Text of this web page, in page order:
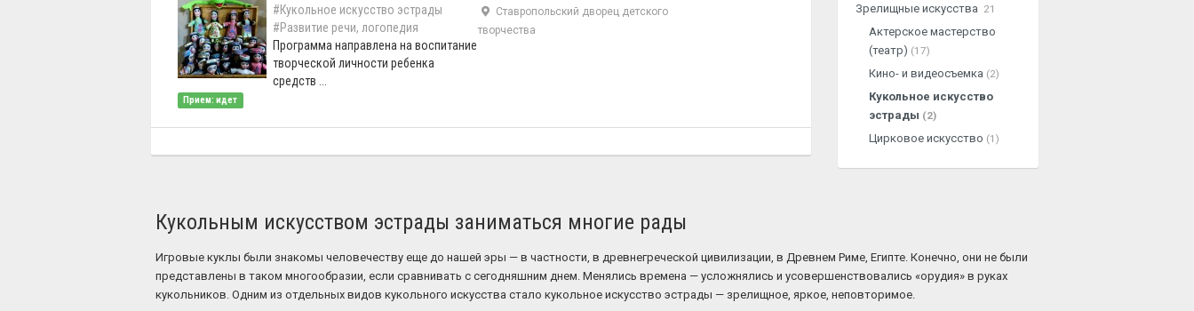
#Кукольное искусство эстрады
#Развитие речи, логопедия
Программа направлена на воспитание
творческой личности ребенка
средств ...
Прием: идет
Ставропольский дворец детского
творчества
Зрелищные искусства 21
Актерское мастерство
(театр) (17)
Кино- и видеосъемка (2)
Кукольное искусство
эстрады (2)
Цирковое искусство (1)
Кукольным искусством эстрады заниматься многие рады
Игровые куклы были знакомы человечеству еще до нашей эры — в частности, в древнегреческой цивилизации, в Древнем Риме, Египте. Конечно, они не были
представлены в таком многообразии, если сравнивать с сегодняшним днем. Менялись времена — усложнялись и усовершенствовались «орудия» в руках
кукольников. Одним из отдельных видов кукольного искусства стало кукольное искусство эстрады — зрелищное, яркое, неповторимое.